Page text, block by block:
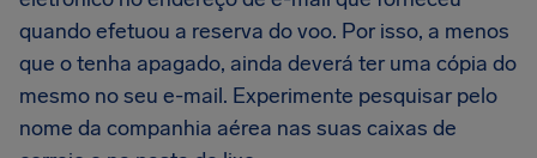
quando efetuou a reserva do voo. Por isso, a menos
que o tenha apagado, ainda deverá ter uma cópia do
mesmo no seu e-mail. Experimente pesquisar pelo
nome da companhia aérea nas suas caixas de